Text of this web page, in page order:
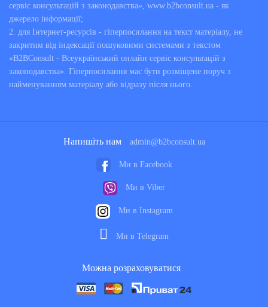
сервіс консультацій з законодавства», www.b2bconsult.ua - як
джерело інформації;
2. для Інтернет-ресурсів - гіперпосилання на текст матеріалу, не
закритим від індексації пошуковими системами з текстом
«B2BConsult - Всеукраїнський онлайн сервіс консультацій з
законодавства». Гіперпосилання має бути розміщене поруч з
найменуванням матеріалу або відразу після нього.
Напишіть нам admin@b2bconsult.ua
Ми в Facebook
Ми в Viber
Ми в Instagram
Ми в Telegram
Можна розраховуватися